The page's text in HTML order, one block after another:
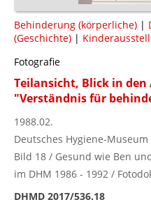
Behinderung (körperliche) |
(Geschichte) |
Fotografie
Teilansicht, Blick in
"Verständnis für
1988.02.
Deutsches Hygiene-Museum
Bild 18 / Gesund wie Ben
im DHM 1986 - 1992 /
DHMD 2017/536.18